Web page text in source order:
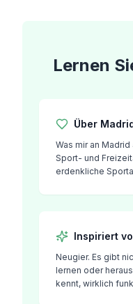
Lernen
Über
Was mir an
Sport- und
erdenkliche
Inspiriert
Neugier. Es gibt
lernen oder
kennt, wirklich